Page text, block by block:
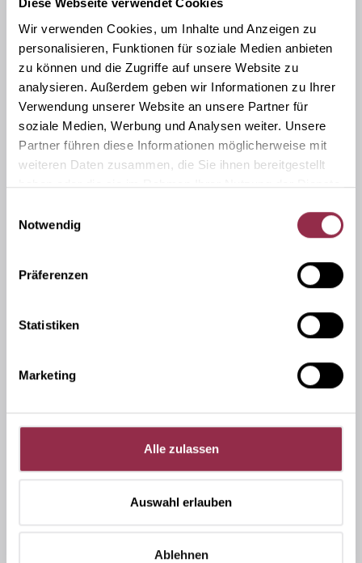
Diese Webseite verwendet Cookies
Wir verwenden Cookies, um Inhalte und Anzeigen zu
personalisieren, Funktionen für soziale Medien anbieten
zu können und die Zugriffe auf unsere Website zu
analysieren. Außerdem geben wir Informationen zu Ihrer
Verwendung unserer Website an unsere Partner für
soziale Medien, Werbung und Analysen weiter. Unsere
Partner führen diese Informationen möglicherweise mit
weiteren Daten zusammen, die Sie ihnen bereitgestellt
haben oder die sie im Rahmen Ihrer Nutzung der Dienste
Notwendig
Präferenzen
Statistiken
Marketing
Alle zulassen
Auswahl erlauben
Ablehnen
(vedi brochure tecnica)
Fissaggio vetro/parete
Regolabile o rigido
(vedi brochure tecnica)
Materiale di base
Con alluminio / In acciaio inox